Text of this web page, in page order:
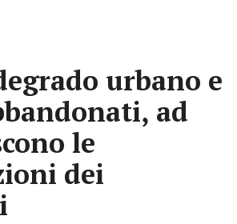
urbano e
ad
le
dei